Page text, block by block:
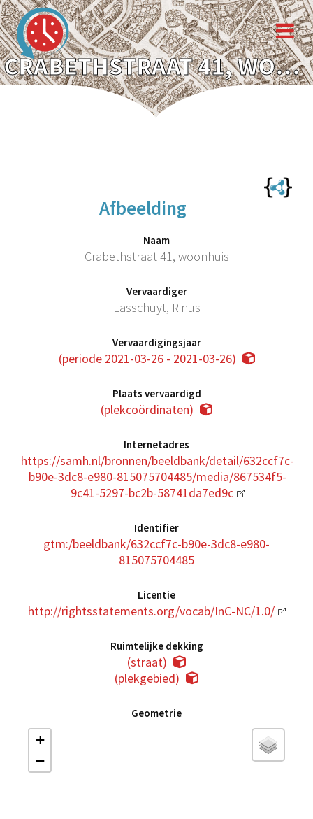
CRABETHSTRAAT 41, WOONHUIS
Afbeelding
Naam
Crabethstraat 41, woonhuis
Vervaardiger
Lasschuyt, Rinus
Vervaardigingsjaar
(periode 2021-03-26 - 2021-03-26)
Plaats vervaardigd
(plekcoördinaten)
Internetadres
https://samh.nl/bronnen/beeldbank/detail/632ccf7c-
b90e-3dc8-e980-815075704485/media/867534f5-
9c41-5297-bc2b-58741da7ed9c
Identifier
gtm:/beeldbank/632ccf7c-b90e-3dc8-e980-
815075704485
Licentie
http://rightsstatements.org/vocab/InC-NC/1.0/
Ruimtelijke dekking
(straat)
(plekgebied)
Geometrie
+
−